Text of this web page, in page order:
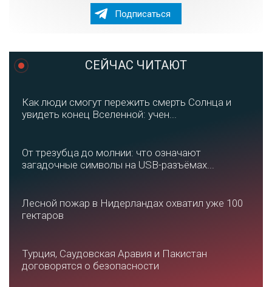
Подписаться
СЕЙЧАС ЧИТАЮТ
Как люди смогут пережить смерть Солнца и
увидеть конец Вселенной: учен...
От трезубца до молнии: что означают
загадочные символы на USB-разъёмах...
Лесной пожар в Нидерландах охватил уже 100
гектаров
Турция, Саудовская Аравия и Пакистан
договорятся о безопасности